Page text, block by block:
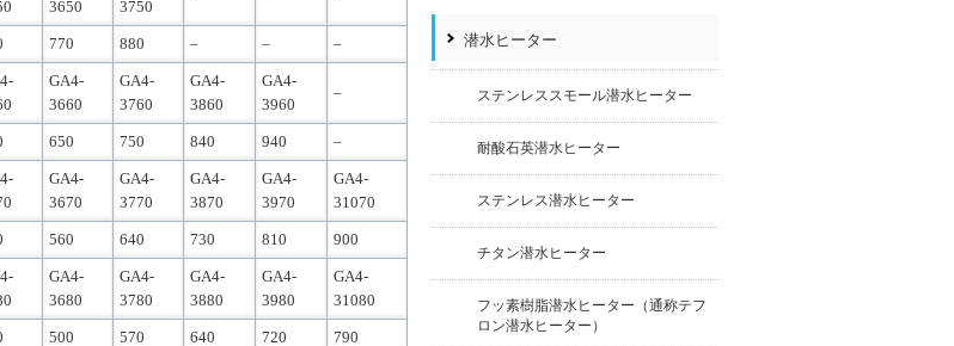
3650
3750
770 880 – – –
GA4-
3660
GA4-
3760
GA4-
3860
GA4-
3960
–
650 750 840 940 –
GA4-
3670
GA4-
3770
GA4-
3870
GA4-
3970
GA4-
31070
560 640 730 810 900
GA4-
3680
GA4-
3780
GA4-
3880
GA4-
3980
GA4-
31080
500 570 640 720 790
潜水ヒーター
ステンレススモール潜水ヒーター
耐酸石英潜水ヒーター
ステンレス潜水ヒーター
チタン潜水ヒーター
フッ素樹脂潜水ヒーター（通称テフ
ロン潜水ヒーター）